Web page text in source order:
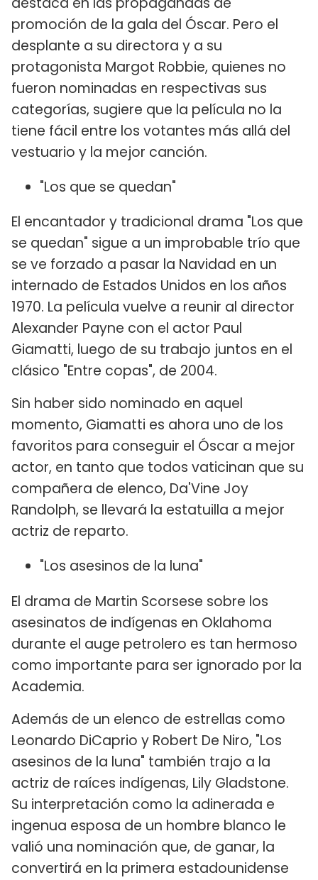
promoción de la gala del Óscar. Pero el
desplante a su directora y a su
protagonista Margot Robbie, quienes no
fueron nominadas en respectivas sus
categorías, sugiere que la película no la
tiene fácil entre los votantes más allá del
vestuario y la mejor canción.
"Los que se quedan"
El encantador y tradicional drama "Los que
se quedan" sigue a un improbable trío que
se ve forzado a pasar la Navidad en un
internado de Estados Unidos en los años
1970. La película vuelve a reunir al director
Alexander Payne con el actor Paul
Giamatti, luego de su trabajo juntos en el
clásico "Entre copas", de 2004.
Sin haber sido nominado en aquel
momento, Giamatti es ahora uno de los
favoritos para conseguir el Óscar a mejor
actor, en tanto que todos vaticinan que su
compañera de elenco, Da'Vine Joy
Randolph, se llevará la estatuilla a mejor
actriz de reparto.
"Los asesinos de la luna"
El drama de Martin Scorsese sobre los
asesinatos de indígenas en Oklahoma
durante el auge petrolero es tan hermoso
como importante para ser ignorado por la
Academia.
Además de un elenco de estrellas como
Leonardo DiCaprio y Robert De Niro, "Los
asesinos de la luna" también trajo a la
actriz de raíces indígenas, Lily Gladstone.
Su interpretación como la adinerada e
ingenua esposa de un hombre blanco le
valió una nominación que, de ganar, la
convertirá en la primera estadounidense